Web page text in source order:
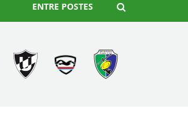
ENTRE POSTES